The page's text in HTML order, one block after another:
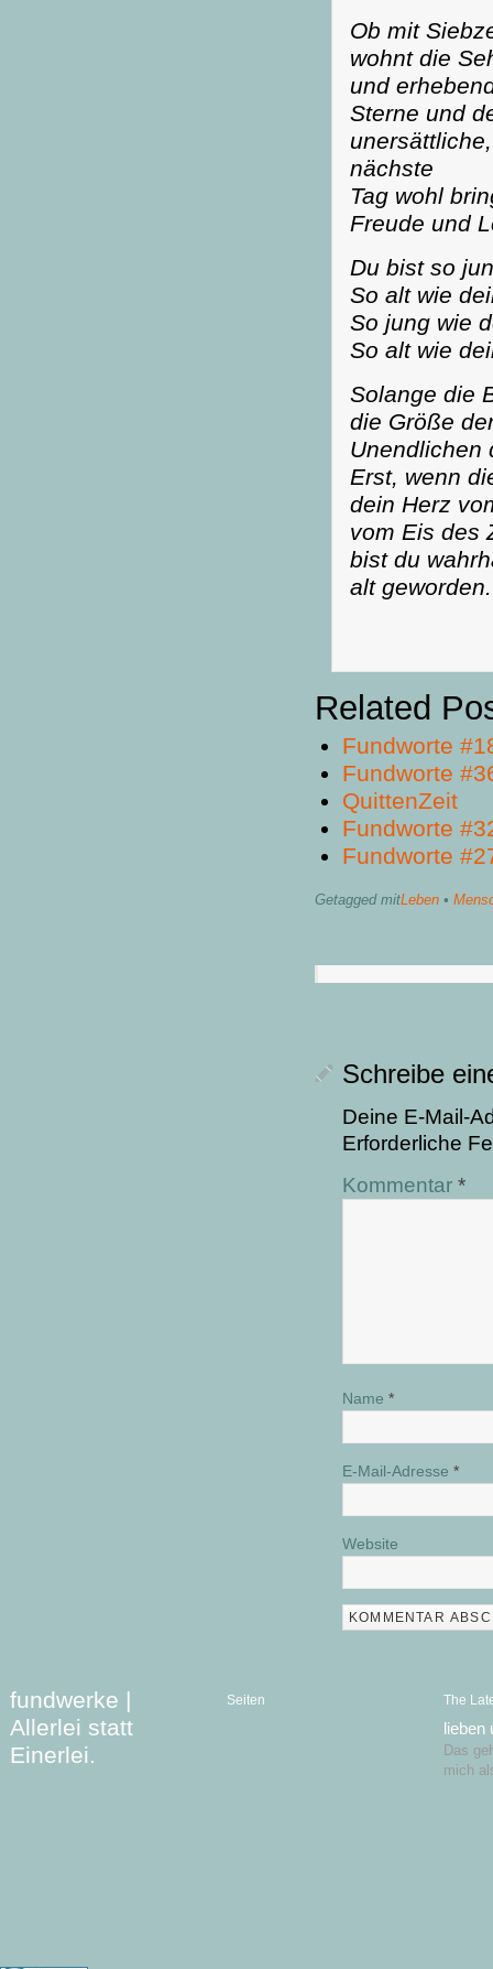
Ob mit
wohnt die
und
Sterne und
nächste
Tag wohl
Freude und
Du bist so
So alt wie
So jung wie
So alt wie
Solange die
die Größe
Unendlichen
Erst, wenn
dein Herz
vom Eis des
bist du
alt geworden.
Related
Fundworte
Fundworte
QuittenZeit
Fundworte
Fundworte
Getagged mitLeben •
Schreibe
Deine E-Mail-
Erforderliche
Kommentar *
Name *
E-Mail-Adresse *
Website
fundwerke |
Allerlei statt
Einerlei.
Seiten The
lieben
Das
mich